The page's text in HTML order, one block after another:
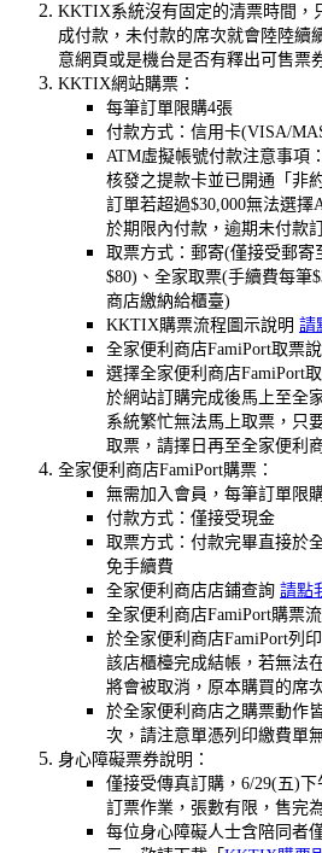
KKTIX系統沒有固定的清票時間，
成付款，未付款的席次就會陸陸續
意網頁或是機台是否有釋出可售票
KKTIX網站購票：
每筆訂單限購4張
付款方式：信用卡(VISA/
ATM虛擬帳號付款注意事項
核發之提款卡並已開通「非
訂單若超過$30,000無法選
於期限內付款，逾期未付款
取票方式：郵寄(僅接受郵寄
$80)、全家取票(手續費每筆
商店繳納給櫃臺)
KKTIX購票流程圖示說明 請
全家便利商店FamiPort取票
選擇全家便利商店FamiPort
於網站訂購完成後馬上至全
系統繁忙無法馬上取票，只
取票，請擇日再至全家便利
全家便利商店FamiPort購票：
無需加入會員，每筆訂單限
付款方式：僅接受現金
取票方式：付款完畢直接於
免手續費
全家便利商店店鋪查詢 請點
全家便利商店FamiPort購票
於全家便利商店FamiPort列
該店櫃檯完成結帳，若無法
將會被取消，原本購買的席
於全家便利商店之購票動作
次，請注意單憑列印繳費單
身心障礙票券說明：
僅接受傳真訂購，6/29(五)
訂票作業，張數有限，售完
每位身心障礙人士含陪同者